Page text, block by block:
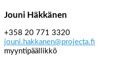
Jouni Häkkänen
+358 20 771 3320
jouni.hakkanen@projecta.fi
myyntipäällikkö